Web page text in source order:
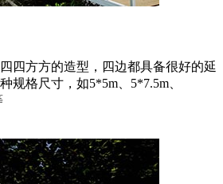
四方方的造型，四边都具备很好的延
规格尺寸，如5*5m、5*7.5m、